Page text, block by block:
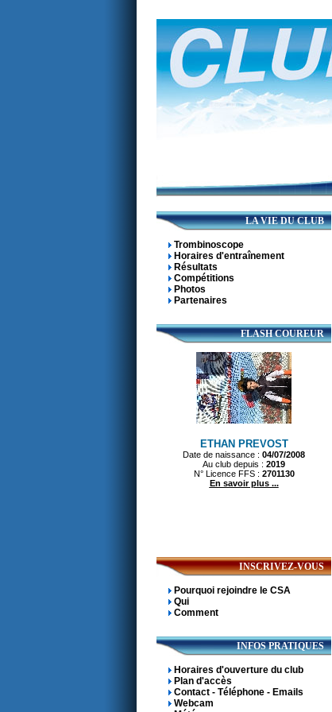
LA VIE DU CLUB
Trombinoscope
Horaires d'entraînement
Résultats
Compétitions
Photos
Partenaires
FLASH COUREUR
INSCRIVEZ-VOUS
Pourquoi rejoindre le CSA
Qui
Comment
INFOS PRATIQUES
Horaires d'ouverture du club
Plan d'accès
Contact - Téléphone - Emails
Webcam